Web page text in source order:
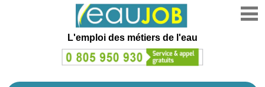
L'emploi des métiers de l'eau